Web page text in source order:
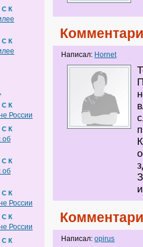
С К
С К
С К
России
С К
об
С К
об
С К
России
С К
России
С К
Написал: Hornet
Написал:opirus